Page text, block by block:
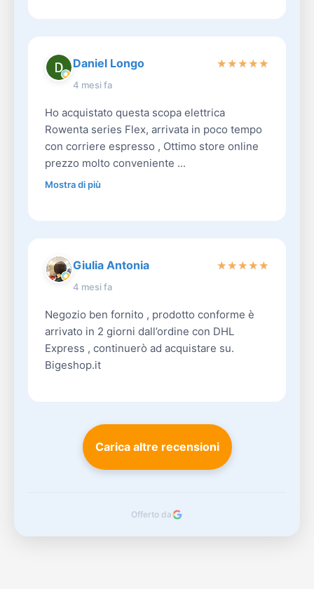
Daniel Longo
4 mesi fa
★★★★★
Ho acquistato questa scopa elettrica
Rowenta series Flex, arrivata in poco tempo
con corriere espresso , Ottimo store online
prezzo molto conveniente ...
Mostra di più
Giulia Antonia
4 mesi fa
★★★★★
Negozio ben fornito , prodotto conforme è
arrivato in 2 giorni dall’ordine con DHL
Express , continuerò ad acquistare su.
Bigeshop.it
Carica altre recensioni
Offerto da